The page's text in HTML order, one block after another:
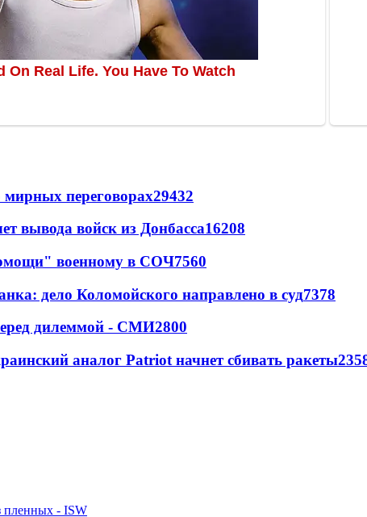
мирных переговорах29432
вывода войск из Донбасса16208
военному в СОЧ7560
дело Коломойского направлено в суд7378
дилеммой - СМИ2800
аналог Patriot начнет сбивать ракеты